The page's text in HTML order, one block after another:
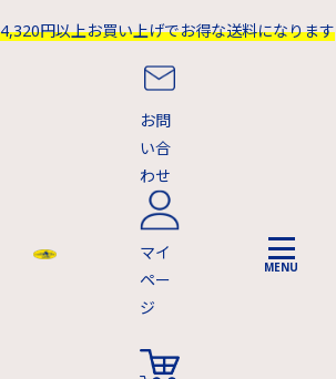
4,320円以上お買い上げでお得な送料になります
お問
い合
わせ
マイ
ペー
ジ